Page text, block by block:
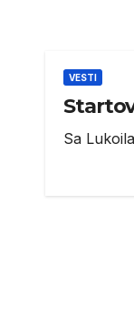
VESTI
Sa Lukoila